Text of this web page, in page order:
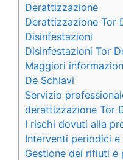
Derattizzazione
Derattizzazione Tor
Disinfestazioni
Disinfestazioni Tor
Maggiori
De Schiavi
Servizio
derattizzazione Tor
I rischi dovuti alla
Interventi periodici
Gestione dei rifiuti e